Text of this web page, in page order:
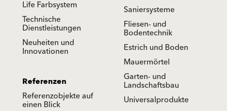
Saniersysteme
Fliesen- und
Bodentechnik
Estrich und Boden
Mauermörtel
Garten- und
Landschaftsbau
Universalprodukte
Life Farbsystem
Technische
Dienstleistungen
Neuheiten und
Innovationen
Referenzen
Referenzobjekte auf
einen Blick